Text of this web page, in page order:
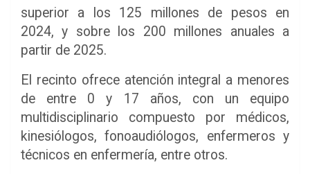
superior a los 125 millones de pesos en
2024, y sobre los 200 millones anuales a
partir de 2025.
El recinto ofrece atención integral a menores
de entre 0 y 17 años, con un equipo
multidisciplinario compuesto por médicos,
kinesiólogos, fonoaudiólogos, enfermeros y
técnicos en enfermería, entre otros.